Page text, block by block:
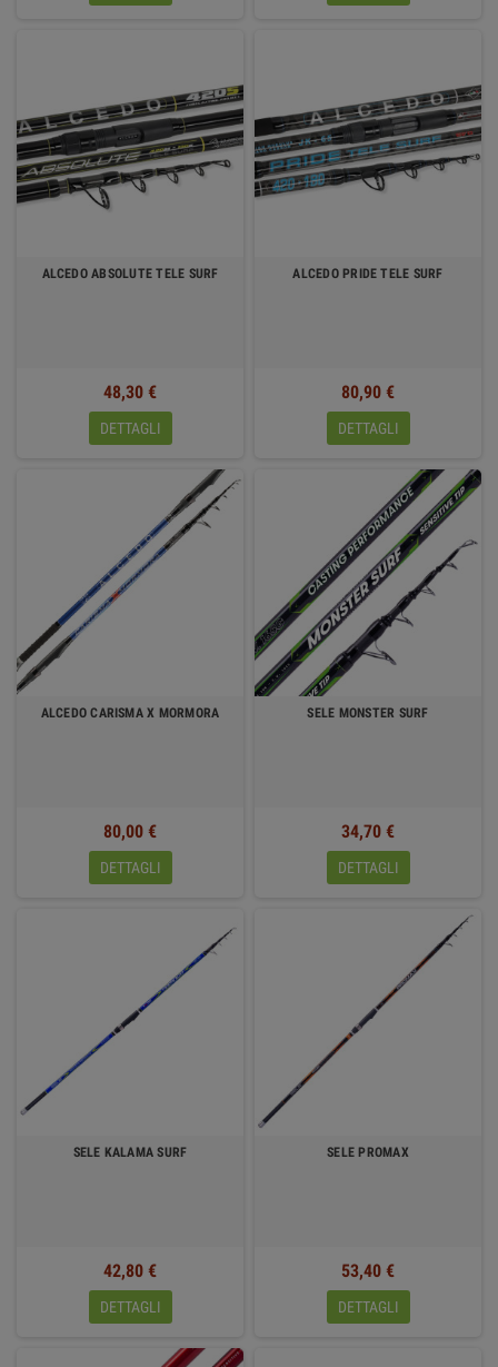
ALCEDO ABSOLUTE TELE SURF
48,30 €
DETTAGLI
ALCEDO PRIDE TELE SURF
80,90 €
DETTAGLI
ALCEDO CARISMA X MORMORA
80,00 €
DETTAGLI
SELE MONSTER SURF
34,70 €
DETTAGLI
SELE KALAMA SURF
42,80 €
DETTAGLI
SELE PROMAX
53,40 €
DETTAGLI